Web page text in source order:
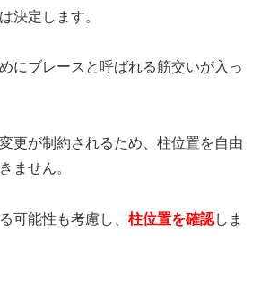
決定します。
にブレースと呼ばれる筋交いが入っ
更が制約されるため、柱位置を自由
ません。
可能性も考慮し、 柱位置を確認しま